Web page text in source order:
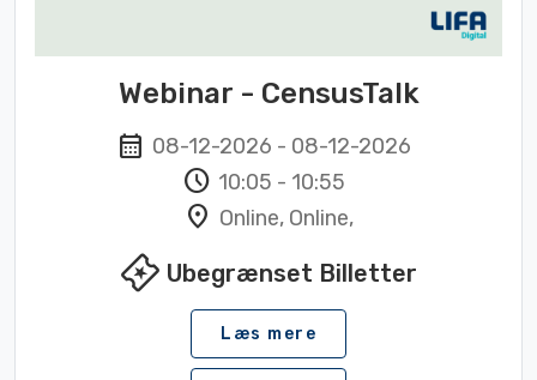
Webinar - CensusTalk
calendar_month 08-12-2026 - 08-12-2026
schedule 10:05 - 10:55
location_on Online, Online,
local_activityUbegrænset Billetter
Læs mere